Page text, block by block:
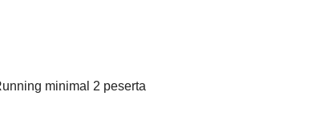
minimal 2 peserta